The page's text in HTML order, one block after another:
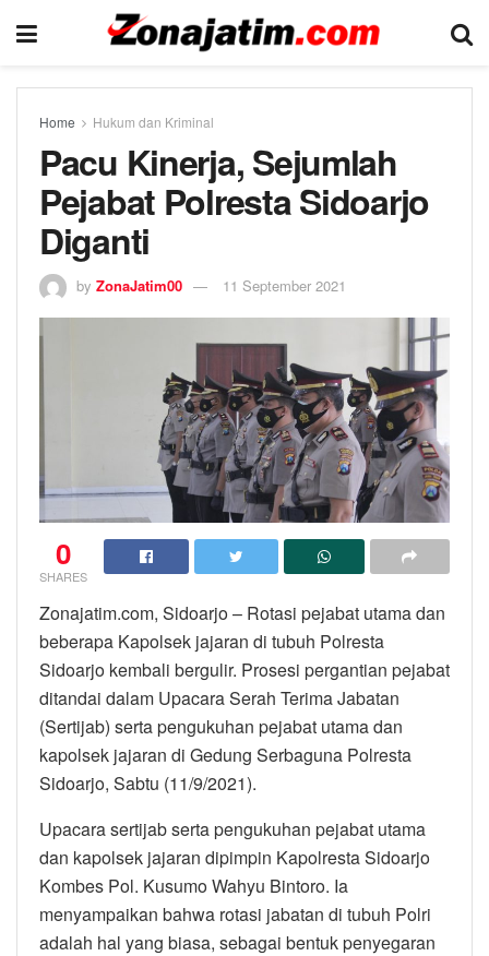
Home Hukum dan Kriminal
Pacu Kinerja, Sejumlah
Pejabat Polresta Sidoarjo
Diganti
by ZonaJatim00 11 September 2021
0
SHARES
Zonajatim.com, Sidoarjo – Rotasi pejabat utama dan
beberapa Kapolsek jajaran di tubuh Polresta
Sidoarjo kembali bergulir. Prosesi pergantian pejabat
ditandai dalam Upacara Serah Terima Jabatan
(Sertijab) serta pengukuhan pejabat utama dan
kapolsek jajaran di Gedung Serbaguna Polresta
Sidoarjo, Sabtu (11/9/2021).
Upacara sertijab serta pengukuhan pejabat utama
dan kapolsek jajaran dipimpin Kapolresta Sidoarjo
Kombes Pol. Kusumo Wahyu Bintoro. Ia
menyampaikan bahwa rotasi jabatan di tubuh Polri
adalah hal yang biasa, sebagai bentuk penyegaran